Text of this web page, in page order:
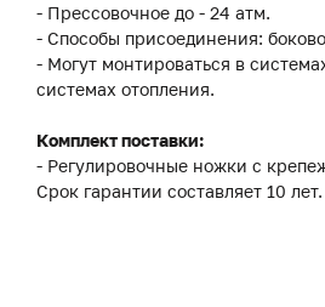
- Прессовочное до - 24 атм.
- Способы присоединения:
- Могут монтироваться в
системах отопления.
Комплект поставки:
- Регулировочные ножки с
Срок гарантии составляет 10 лет.